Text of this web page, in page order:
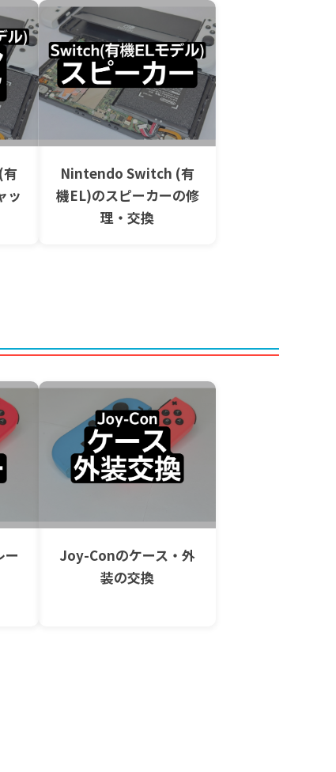
ッ
Nintendo Switch (有
機EL)のスピーカーの修
理・交換
ー
Joy-Conのケース・外
装の交換